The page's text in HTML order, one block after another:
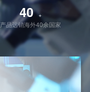
的经营长跑中脱颖而出的
需求，推出更多优秀产
40 +
产品远销海外40余国家